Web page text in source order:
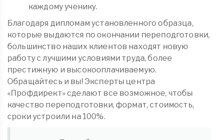
каждому ученику.
Благодаря дипломам установленного образца,
которые выдаются по окончании переподготовки,
большинство наших клиентов находят новую
работу с лучшими условиями труда, более
престижную и высокооплачиваемую.
Обращайтесь и вы! Эксперты центра
«Профдирект» сделают все возможное, чтобы
качество переподготовки, формат, стоимость,
сроки устроили на 100%.